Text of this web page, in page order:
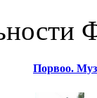
Порвоо.